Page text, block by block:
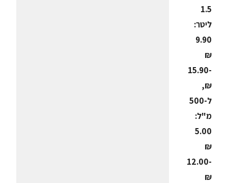
1.5
ליטר:
9.90
₪
-15.90
₪,
ל-500
מ"ל:
5.00
₪
-12.00
₪